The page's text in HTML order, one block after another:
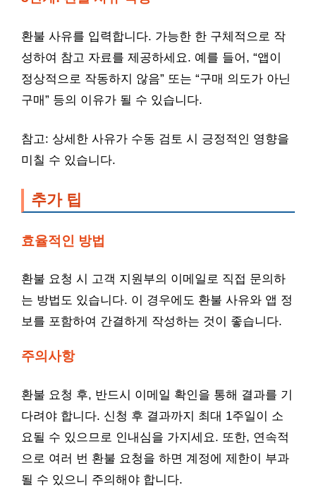
환불 사유를 입력합니다. 가능한 한 구체적으로 작
성하여 참고 자료를 제공하세요. 예를 들어, “앱이
정상적으로 작동하지 않음” 또는 “구매 의도가 아닌
구매” 등의 이유가 될 수 있습니다.
참고: 상세한 사유가 수동 검토 시 긍정적인 영향을
미칠 수 있습니다.
추가 팁
효율적인 방법
환불 요청 시 고객 지원부의 이메일로 직접 문의하
는 방법도 있습니다. 이 경우에도 환불 사유와 앱 정
보를 포함하여 간결하게 작성하는 것이 좋습니다.
주의사항
환불 요청 후, 반드시 이메일 확인을 통해 결과를 기
다려야 합니다. 신청 후 결과까지 최대 1주일이 소
요될 수 있으므로 인내심을 가지세요. 또한, 연속적
으로 여러 번 환불 요청을 하면 계정에 제한이 부과
될 수 있으니 주의해야 합니다.